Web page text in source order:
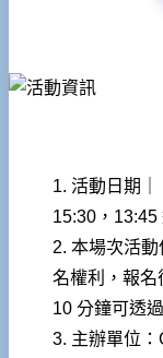
1. 活動日期
15:30，13:45
2. 本場次活
名權利，報名
10 分鐘可透
3. 主辦單位